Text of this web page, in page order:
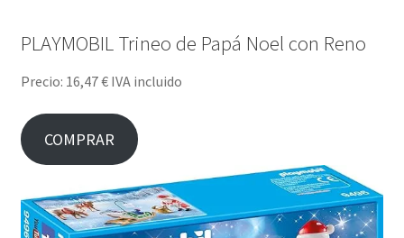
PLAYMOBIL Trineo de Papá Noel con Reno
Precio: 16,47 € IVA incluido
COMPRAR